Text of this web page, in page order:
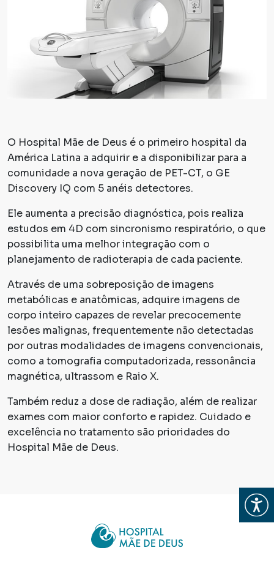
Abrir
O Hospital Mãe de Deus é o primeiro hospital da
América Latina a adquirir e a disponibilizar para a
comunidade a nova geração de PET-CT, o GE
Discovery IQ com 5 anéis detectores.
Ele aumenta a precisão diagnóstica, pois realiza
estudos em 4D com sincronismo respiratório, o que
possibilita uma melhor integração com o
planejamento de radioterapia de cada paciente.
Através de uma sobreposição de imagens
metabólicas e anatômicas, adquire imagens de
corpo inteiro capazes de revelar precocemente
lesões malignas, frequentemente não detectadas
por outras modalidades de imagens convencionais,
como a tomografia computadorizada, ressonância
magnética, ultrassom e Raio X.
Também reduz a dose de radiação, além de realizar
exames com maior conforto e rapidez. Cuidado e
excelência no tratamento são prioridades do
Hospital Mãe de Deus.